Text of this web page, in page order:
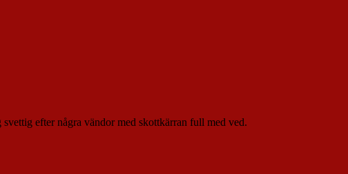
efter några vändor med skottkärran full med ved.